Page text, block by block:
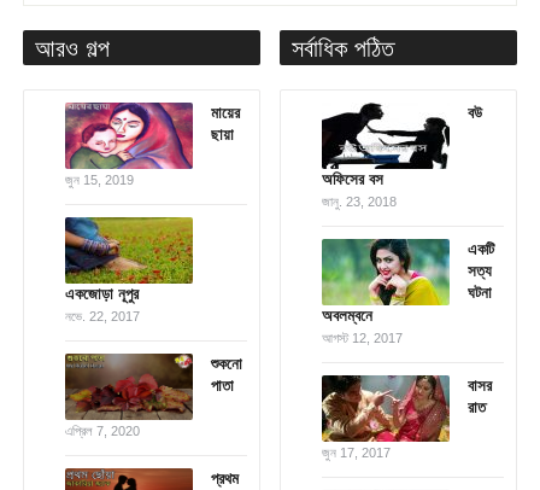
আরও গল্প
মায়ের
ছায়া
জুন 15, 2019
একজোড়া নূপুর
নভে. 22, 2017
শুকনো
পাতা
এপ্রিল 7, 2020
প্রথম
সর্বাধিক পঠিত
বউ
অফিসের বস
জানু. 23, 2018
একটি
সত্য
ঘটনা
অবলম্বনে
আগস্ট 12, 2017
বাসর
রাত
জুন 17, 2017